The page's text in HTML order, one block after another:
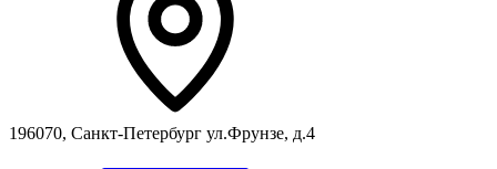
196070, Санкт-Петербург ул.Фрунзе, д.4